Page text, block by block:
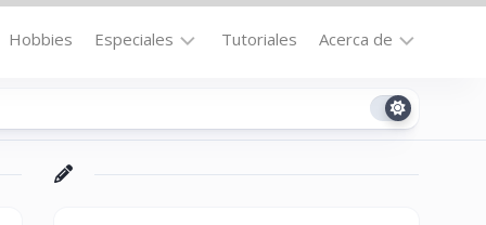
Hobbies Especiales
la
Tutoriales Acerca de
Contacto